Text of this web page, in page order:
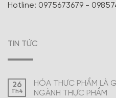
Hotline: 0975673679 -
TIN TỨC
26
Th4
HÓA THỰC PHẨM LÀ
NGÀNH THỰC PHẨM